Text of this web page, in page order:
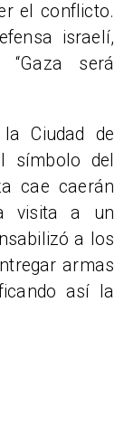
el conflicto.
israelí,
será
Ciudad de
símbolo del
cae caerán
visita a un
a los
armas
así la